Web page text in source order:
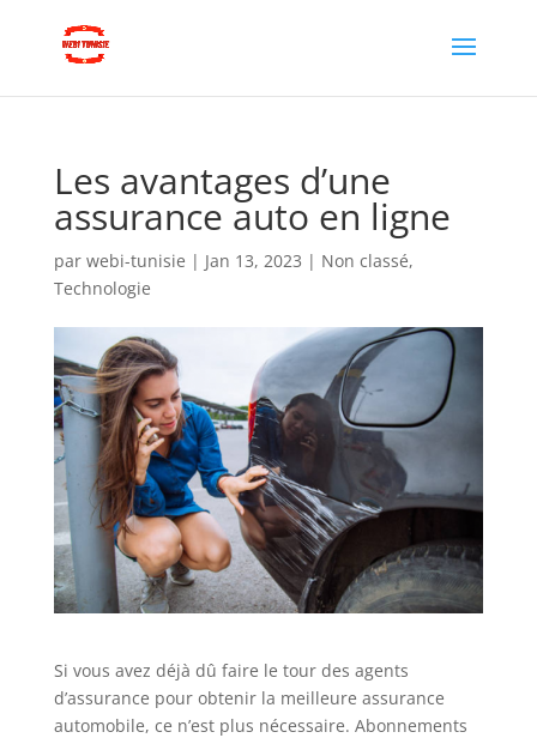
Les avantages d’une
assurance auto en ligne
par webi-tunisie | Jan 13, 2023 | Non classé,
Technologie
Si vous avez déjà dû faire le tour des agents
d’assurance pour obtenir la meilleure assurance
automobile, ce n’est plus nécessaire. Abonnements